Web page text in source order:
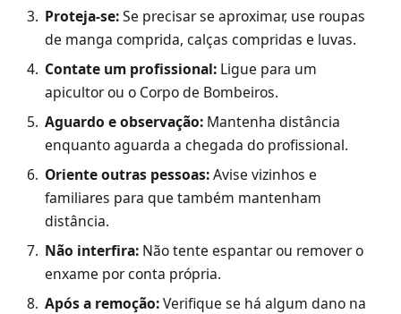
Proteja-se:Se precisar se aproximar, use roupas
de manga comprida, calças compridas e luvas.
Contate um profissional: Ligue para um
apicultor ou o Corpo de Bombeiros.
Aguardo e observação: Mantenha distância
enquanto aguarda a chegada do profissional.
Oriente outras pessoas:Avise vizinhos e
familiares para que também mantenham
distância.
Não interfira: Não tente espantar ou remover o
enxame por conta própria.
Após a remoção:Verifique se há algum dano na